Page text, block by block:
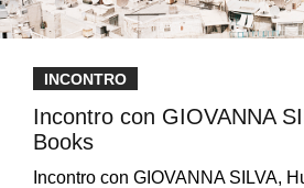
INCONTRO
Incontro con GIOVANNA
Books
Incontro con GIOVANNA SILVA,